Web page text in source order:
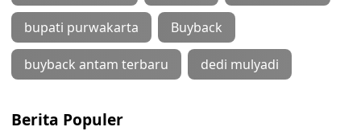
bupati purwakarta Buyback
buyback antam terbaru dedi mulyadi
Berita Populer